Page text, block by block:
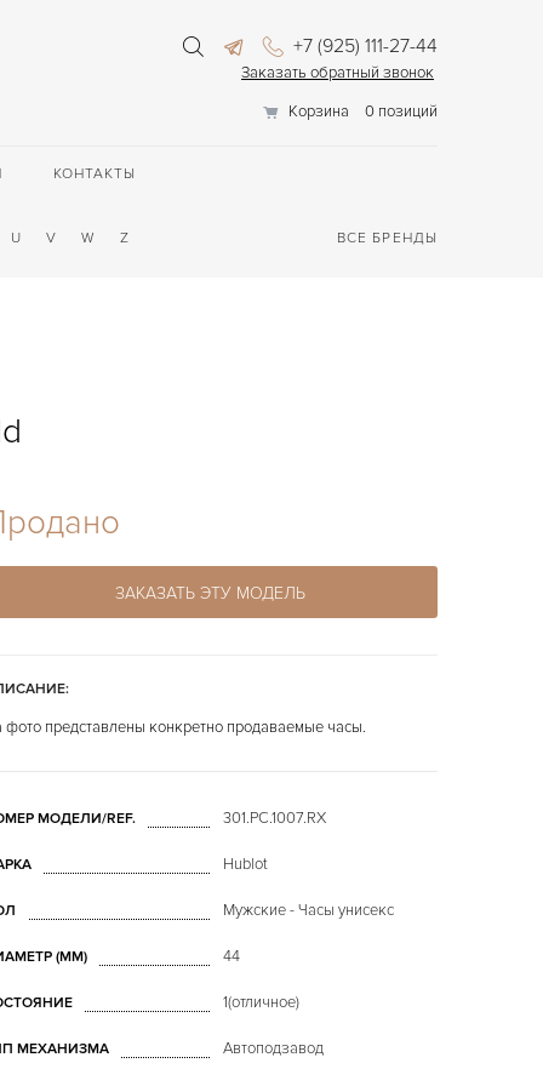
+7 (925) 111-27-44
Заказать обратный звонок
Корзина
0 позиций
КОНТАКТЫ
U V W Z ВСЕ БРЕНДЫ
ЗАКАЗАТЬ ЭТУ МОДЕЛЬ
фото представлены конкретно продаваемые часы.
МОДЕЛИ/REF. 301.PC.1007.RX
Hublot
Мужские - Часы унисекс
(MM) 44
1(отличное)
МЕХАНИЗМА Автоподзавод